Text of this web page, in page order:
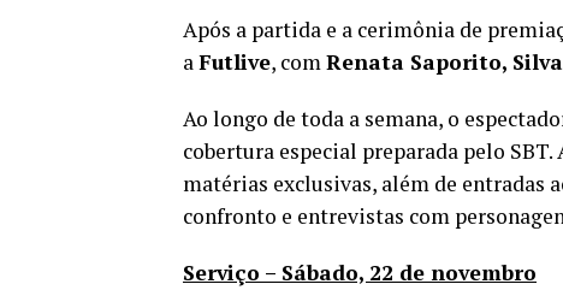
Após a partida e a cerimônia de
aFutlive, comRenata Saporito,
Ao longo de toda a semana, o
cobertura especial preparada pelo
matérias exclusivas, além de entradas
confronto e entrevistas com
Serviço – Sábado, 22 de novembro